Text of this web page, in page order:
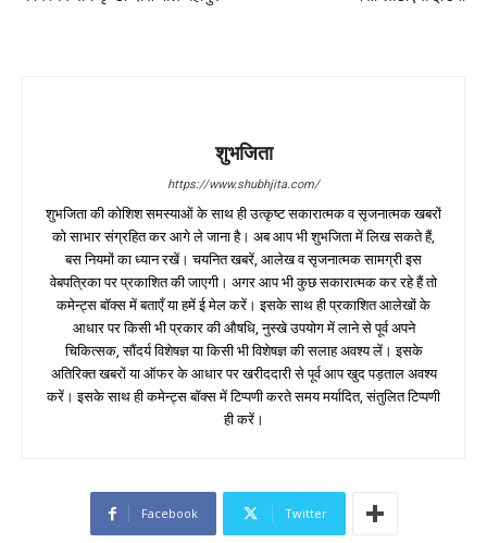
शुभजिता
https://www.shubhjita.com/
शुभजिता की कोशिश समस्याओं के साथ ही उत्कृष्ट सकारात्मक व सृजनात्मक खबरों
को साभार संग्रहित कर आगे ले जाना है। अब आप भी शुभजिता में लिख सकते हैं,
बस नियमों का ध्यान रखें। चयनित खबरें, आलेख व सृजनात्मक सामग्री इस
वेबपत्रिका पर प्रकाशित की जाएगी। अगर आप भी कुछ सकारात्मक कर रहे हैं तो
कमेन्ट्स बॉक्स में बताएँ या हमें ई मेल करें। इसके साथ ही प्रकाशित आलेखों के
आधार पर किसी भी प्रकार की औषधि, नुस्खे उपयोग में लाने से पूर्व अपने
चिकित्सक, सौंदर्य विशेषज्ञ या किसी भी विशेषज्ञ की सलाह अवश्य लें। इसके
अतिरिक्त खबरों या ऑफर के आधार पर खरीददारी से पूर्व आप खुद पड़ताल अवश्य
करें। इसके साथ ही कमेन्ट्स बॉक्स में टिप्पणी करते समय मर्यादित, संतुलित टिप्पणी
ही करें।
Facebook Twitter